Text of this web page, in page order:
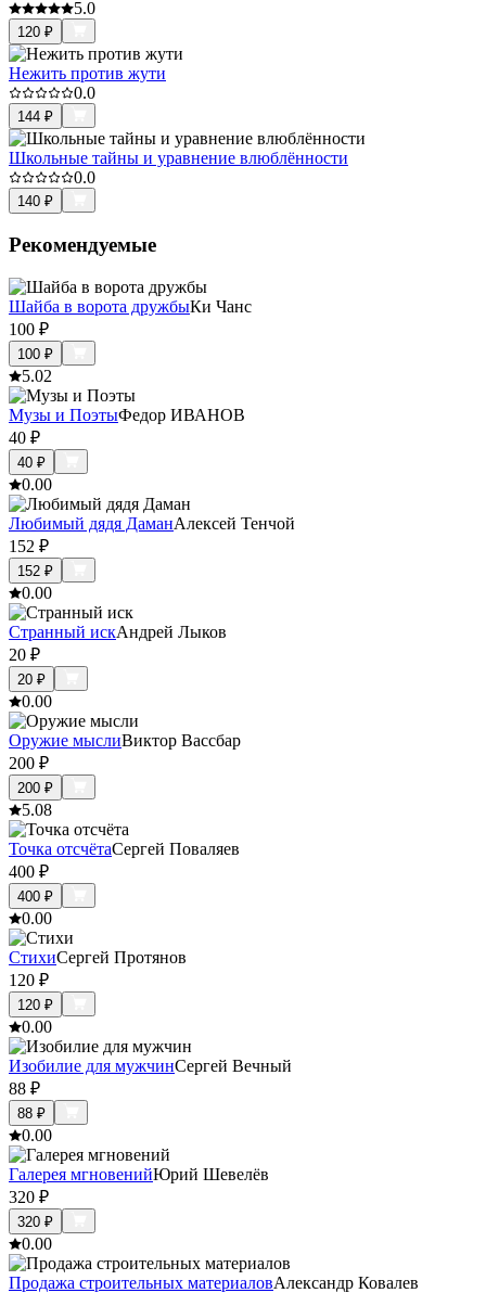
5.0
120 ₽
Нежить против жути
0.0
144 ₽
Школьные тайны и уравнение влюблённости
0.0
140 ₽
Рекомендуемые
Шайба в ворота дружбыКи Чанс
100 ₽
100 ₽
5.02
Музы и ПоэтыФедор ИВАНОВ
40 ₽
40 ₽
0.00
Любимый дядя ДаманАлексей Тенчой
152 ₽
152 ₽
0.00
Странный искАндрей Лыков
20 ₽
20 ₽
0.00
Оружие мыслиВиктор Вассбар
200 ₽
200 ₽
5.08
Точка отсчётаСергей Поваляев
400 ₽
400 ₽
0.00
СтихиСергей Протянов
120 ₽
120 ₽
0.00
Изобилие для мужчинСергей Вечный
88 ₽
88 ₽
0.00
Галерея мгновенийЮрий Шевелёв
320 ₽
320 ₽
0.00
Продажа строительных материаловАлександр Ковалев